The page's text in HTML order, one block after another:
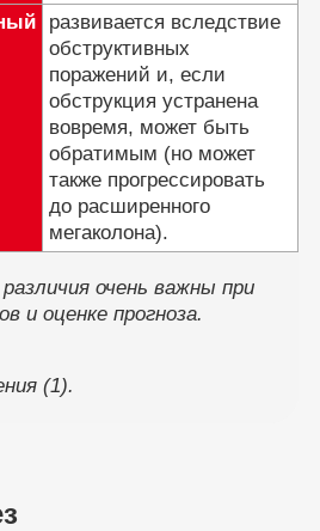
развивается вследствие
обструктивных
поражений и, если
обструкция устранена
вовремя, может быть
обратимым (но может
также прогрессировать
до расширенного
мегаколона).
очень важны при
и оценке прогноза.
(1).